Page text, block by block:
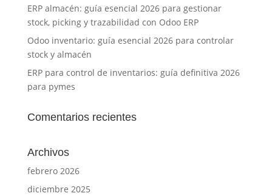
ERP almacén: guía esencial 2026 para gestionar
stock, picking y trazabilidad con Odoo ERP
Odoo inventario: guía esencial 2026 para controlar
stock y almacén
ERP para control de inventarios: guía definitiva 2026
para pymes
Comentarios recientes
Archivos
febrero 2026
diciembre 2025